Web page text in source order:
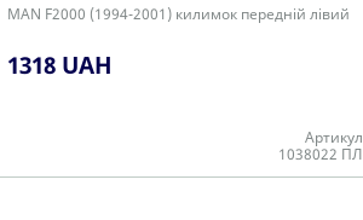
MAN F2000 (1994-2001) килимок передній лівий
1318 UAH
Артикул
1038022 ПЛ